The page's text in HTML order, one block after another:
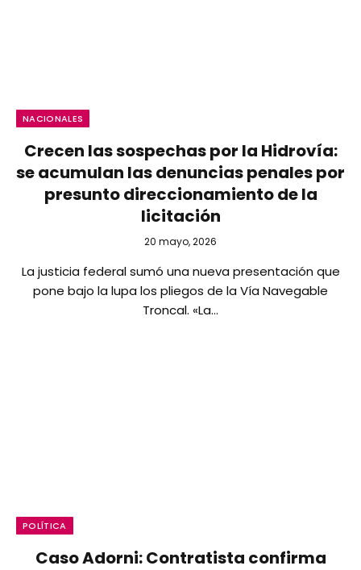
NACIONALES
Crecen las sospechas por la Hidrovía:
se acumulan las denuncias penales por
presunto direccionamiento de la
licitación
20 mayo, 2026
La justicia federal sumó una nueva presentación que
pone bajo la lupa los pliegos de la Vía Navegable
Troncal. «La…
POLÍTICA
Caso Adorni: Contratista confirma